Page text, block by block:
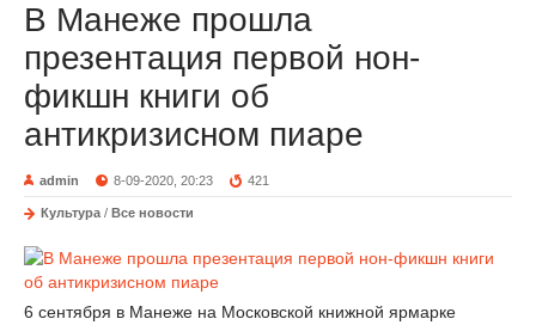
В Манеже прошла
презентация первой нон-
фикшн книги об
антикризисном пиаре
admin 8-09-2020, 20:23 421
Культура / Все новости
6 сентября в Манеже на Московской книжной ярмарке